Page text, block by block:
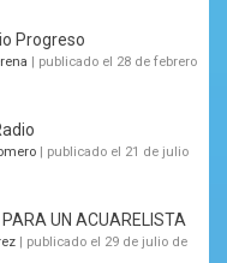
Progreso
| publicado el 28 de febrero
| publicado el 21 de julio
UN ACUARELISTA
| publicado el 29 de julio de